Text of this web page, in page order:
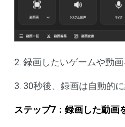
2. 録画したいゲームや動画
3. 30秒後、録画は自動的に
ステップ7：録画した動画